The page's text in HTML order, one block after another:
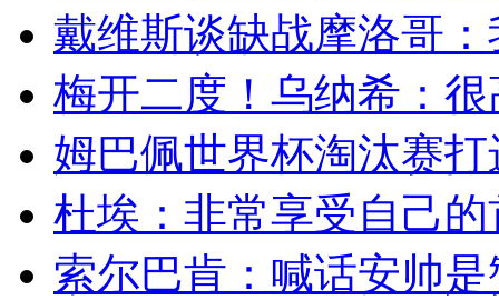
戴维斯谈缺战摩洛哥
梅开二度！乌纳希：
姆巴佩世界杯淘汰赛
杜埃：非常享受自己
索尔巴肯：喊话安帅